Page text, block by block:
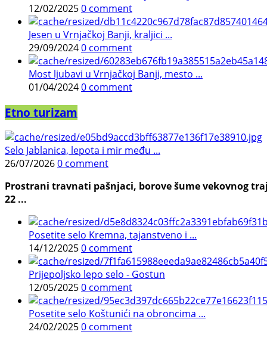
12/02/20250 comment
Jesen u Vrnjačkoj Banji, kraljici ...
29/09/20240 comment
Most ljubavi u Vrnjačkoj Banji, mesto ...
01/04/20240 comment
Etno turizam
Selo Jablanica, lepota i mir među ...
26/07/20260 comment
Prostrani travnati pašnjaci, borove šume vekovnog
22 ...
Posetite selo Kremna, tajanstveno i ...
14/12/20250 comment
Prijepoljsko lepo selo - Gostun
12/05/20250 comment
Posetite selo Koštunići na obroncima ...
24/02/20250 comment